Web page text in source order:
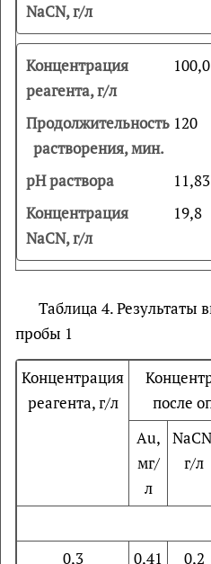
100,0
120
11,83
19,8
Таблица 4.
пробы 1
Концентрация
реагента, г/л
после
Au,
мг/
л
г/л
0,3
0,41 0,2